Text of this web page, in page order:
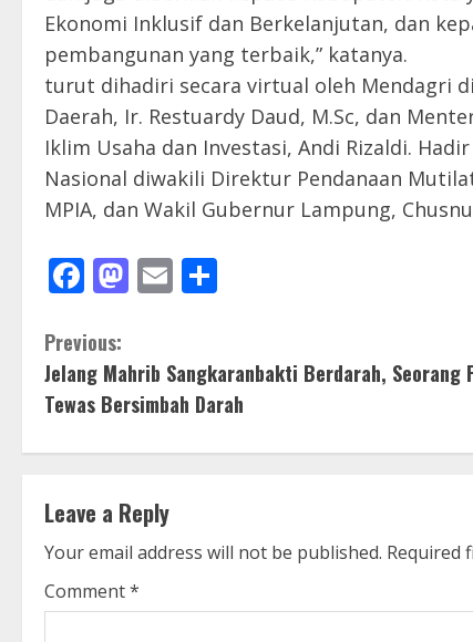
Ekonomi Inklusif dan Berkelanjutan, dan
pembangunan yang terbaik,” katanya.
turut dihadiri secara virtual oleh Mendagri
Daerah, Ir. Restuardy Daud, M.Sc, dan
Iklim Usaha dan Investasi, Andi Rizaldi.
Nasional diwakili Direktur Pendanaan
MPIA, dan Wakil Gubernur Lampung,
Facebook
Mastodon
Email
C
o
n
i
n
u
Previous:
Jelang Mahrib Sangkaranbakti Berdarah, Seorang
Tewas Bersimbah Darah
Leave a Reply
Your email address will not be published. Required
Comment*